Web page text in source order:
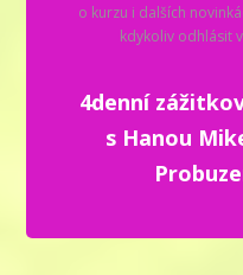
o kurzu i dalších
kdykoliv odhlásit
4denní
s Hanou